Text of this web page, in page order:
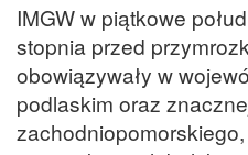
IMGW w piątkowe
stopnia przed
obowiązywały w
podlaskim oraz